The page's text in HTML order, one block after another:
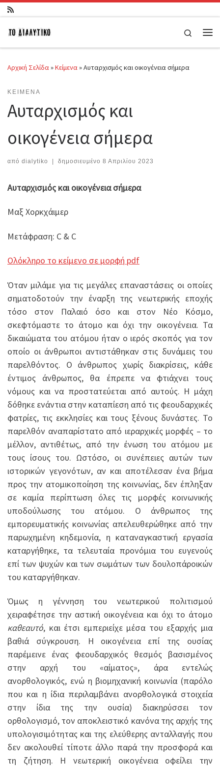
Μετάβαση στο περιεχόμενο
Search
Αρχική Σελίδα»Κείμενα»Αυταρχισμός και οικογένεια σήμερα
ΚΕΊΜΕΝΑ
Αυταρχισμός και
οικογένεια σήμερα
από dialytiko | δημοσιευμένο 8 Απριλίου 2023
Αυταρχισμός και οικογένεια σήμερα
Μαξ Χορκχάιμερ
Μετάφραση: C & C
Ολόκληρο το κείμενο σε μορφή pdf
Όταν μιλάμε για τις μεγάλες επαναστάσεις οι οποίες
σηματοδοτούν την έναρξη της νεωτερικής εποχής
τόσο στον Παλαιό όσο και στον Νέο Κόσμο,
σκεφτόμαστε το άτομο και όχι την οικογένεια. Τα
δικαιώματα του ατόμου ήταν ο ιερός σκοπός για τον
οποίο οι άνθρωποι αντιστάθηκαν στις δυνάμεις του
παρελθόντος. Ο άνθρωπος χωρίς διακρίσεις, κάθε
έντιμος άνθρωπος, θα έπρεπε να φτιάχνει τους
νόμους και να προστατεύεται από αυτούς. Η μάχη
δόθηκε ενάντια στην καταπίεση από τις φεουδαρχικές
φατρίες, τις εκκλησίες και τους ξένους δυνάστες. Το
παρελθόν αναπαρίστατο από ιεραρχικές μορφές – το
μέλλον, αντιθέτως, από την ένωση του ατόμου με
τους ίσους του. Ωστόσο, οι συνέπειες αυτών των
ιστορικών γεγονότων, αν και αποτέλεσαν ένα βήμα
προς την ατομικοποίηση της κοινωνίας, δεν έπληξαν
σε καμία περίπτωση όλες τις μορφές κοινωνικής
υποδούλωσης του ατόμου. Ο άνθρωπος της
εμπορευματικής κοινωνίας απελευθερώθηκε από την
παρωχημένη κηδεμονία, η καταναγκαστική εργασία
καταργήθηκε, τα τελευταία προνόμια του ευγενούς
επί των ψυχών και των σωμάτων των δουλοπάροικών
του καταργήθηκαν.
Όμως η γέννηση του νεωτερικού πολιτισμού
χειραφέτησε την αστική οικογένεια και όχι το άτομο
καθεαυτό, και έτσι εμπεριείχε μέσα του εξαρχής μια
βαθιά σύγκρουση. Η οικογένεια επί της ουσίας
παρέμεινε ένας φεουδαρχικός θεσμός βασισμένος
στην αρχή του «αίματος», άρα εντελώς
ανορθολογικός, ενώ η βιομηχανική κοινωνία (παρόλο
που και η ίδια περιλαμβάνει ανορθολογικά στοιχεία
στην ίδια της την ουσία) διακηρύσσει τον
ορθολογισμό, τον αποκλειστικό κανόνα της αρχής της
υπολογισιμότητας και της ελεύθερης ανταλλαγής που
δεν ακολουθεί τίποτε άλλο παρά την προσφορά και
τη ζήτηση. Η νεωτερική οικογένεια οφείλει την